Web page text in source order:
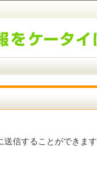
送信することができま